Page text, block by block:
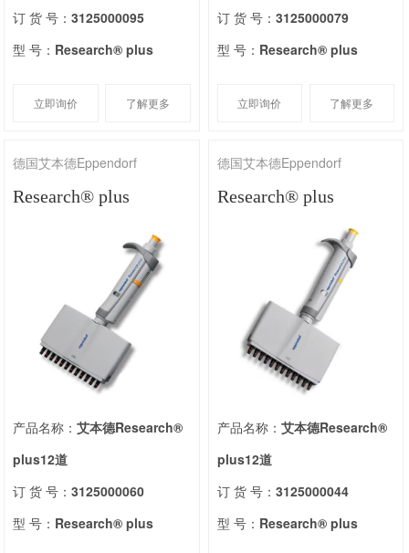
订 货 号：3125000095
型 号： Research® plus
立即询价 了解更多
订 货 号： 3125000079
型 号： Research® plus
立即询价 了解更多
德国艾本德Eppendorf
Research® plus
产品名称：艾本德Research®
plus12道
订 货 号：3125000060
型 号： Research® plus
德国艾本德Eppendorf
Research® plus
产品名称： 艾本德Research®
plus12道
订 货 号： 3125000044
型 号： Research® plus